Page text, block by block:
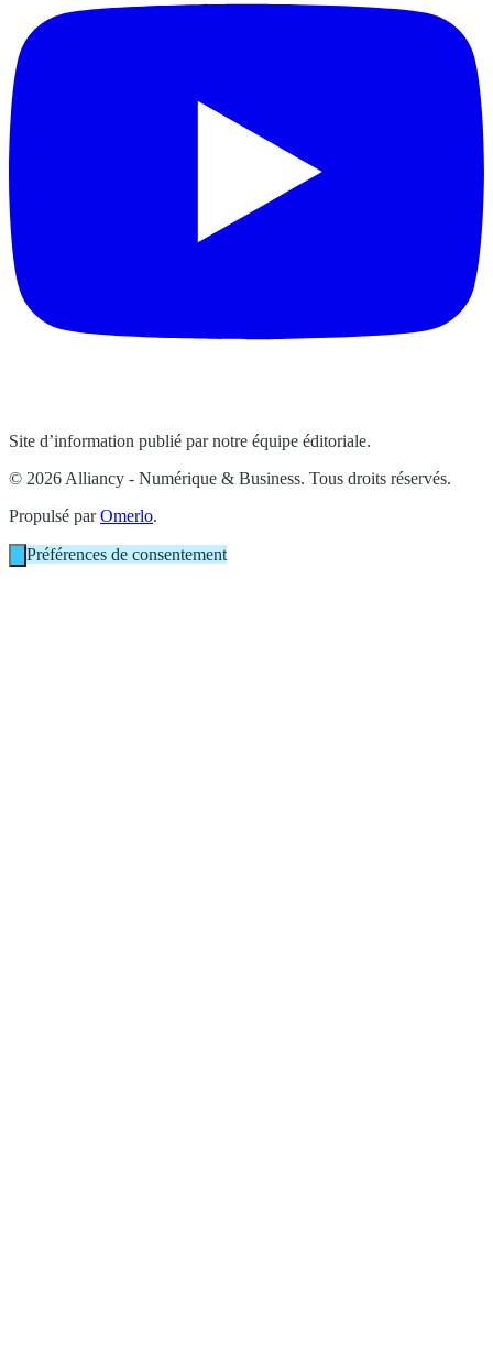
Site d’information publié par notre équipe éditoriale.
© 2026 Alliancy - Numérique & Business. Tous droits réservés.
Propulsé parOmerlo.
Préférences de consentement